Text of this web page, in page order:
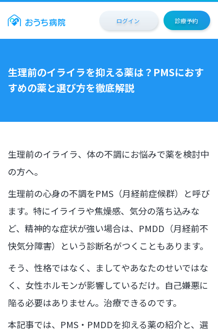
ログイン 診療予約
生理前のイライラを抑える薬は？PMSにおす
すめの薬と選び方を徹底解説
生理前のイライラ、体の不調にお悩みで薬を検討中
の方へ。
生理前の心身の不調をPMS（月経前症候群）と呼び
ます。特にイライラや焦燥感、気分の落ち込みな
ど、精神的な症状が強い場合は、PMDD（月経前不
快気分障害）という診断名がつくこともあります。
そう、性格ではなく、ましてやあなたのせいではな
く、女性ホルモンが影響しているだけ。自己嫌悪に
陥る必要はありません。治療できるのです。
本記事では、PMS・PMDDを抑える薬の紹介と、選